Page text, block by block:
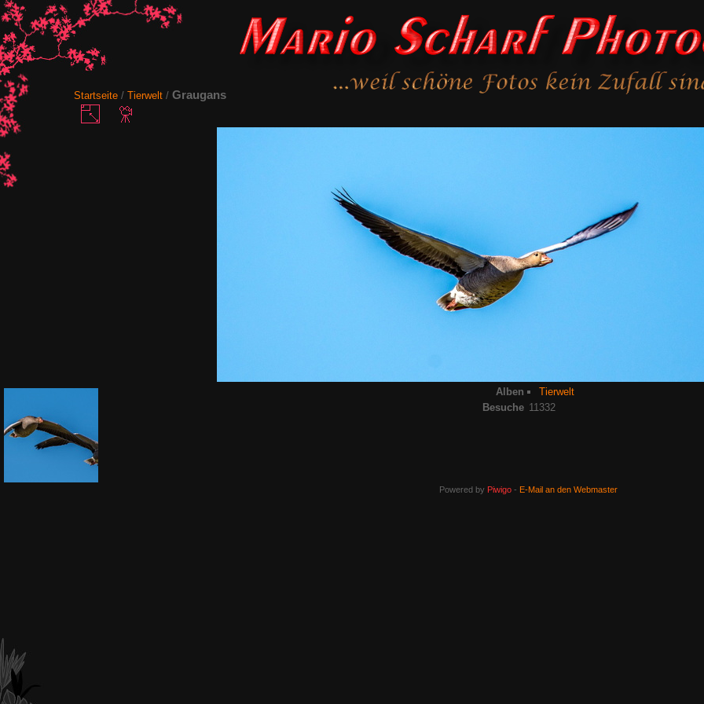
Startseite /Tierwelt /Graugans
Alben
Tierwelt
Besuche 11332
Powered by Piwigo- E-Mail an den Webmaster